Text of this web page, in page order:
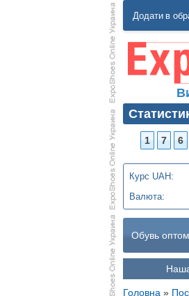
Додати в
1 7 6
Курс UAH:
Валюта:
Обувь оптом
Головна »